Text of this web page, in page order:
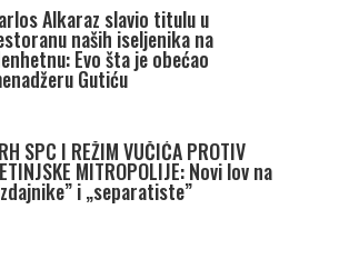
Alkaraz slavio titulu u
naših iseljenika na
Evo šta je obećao
Gutiću
SPC I REŽIM VUČIĆA PROTIV
MITROPOLIJE: Novi lov na
i „separatiste”